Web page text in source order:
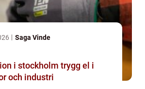
Saga Vinde
trygg el i
och industri